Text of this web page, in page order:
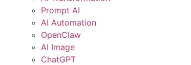
Prompt AI
AI Automation
OpenClaw
AI Image
ChatGPT